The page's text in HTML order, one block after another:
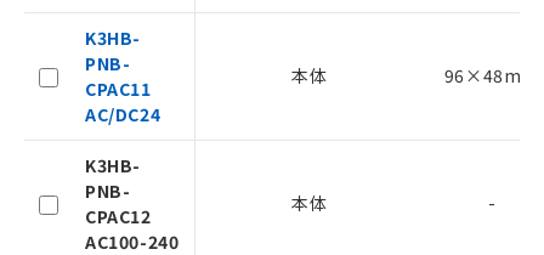
K3HB-
PNB-
CPAC11
AC/DC24
本体 96×48mm
K3HB-
PNB-
CPAC12
AC100-240
本体 -
ご利用条件